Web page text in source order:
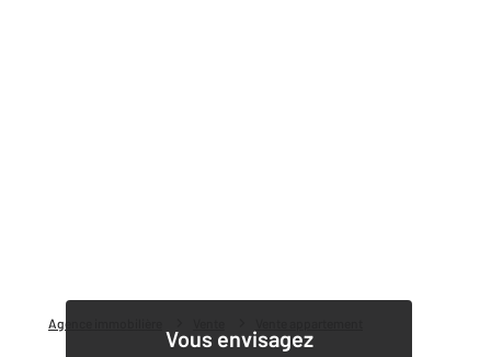
Agence immobilière
Vous envisagez